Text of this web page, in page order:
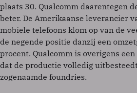
plaats 30. Qualcomm daarentegen
beter. De Amerikaanse leverancier
mobiele telefoons klom op van de
de negende positie danzij een
procent. Qualcomm is overigens
dat de productie volledig
zogenaamde foundries.